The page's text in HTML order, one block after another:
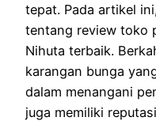
tepat. Pada artikel
tentang review toko
Nihuta terbaik.
karangan bunga
dalam menangani
juga memiliki